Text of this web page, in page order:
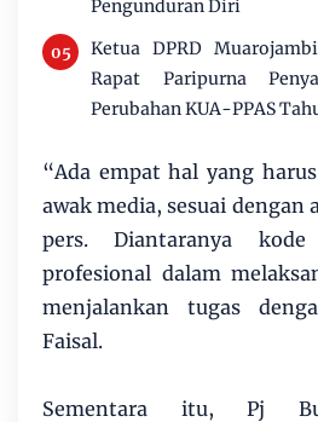
Pengunduran Diri
Ketua DPRD
Rapat Paripurna
Perubahan KUA-PPAS
“Ada empat hal yang
awak media, sesuai dengan
pers. Diantaranya
profesional dalam
menjalankan tugas
Faisal.
Sementara itu, Pj